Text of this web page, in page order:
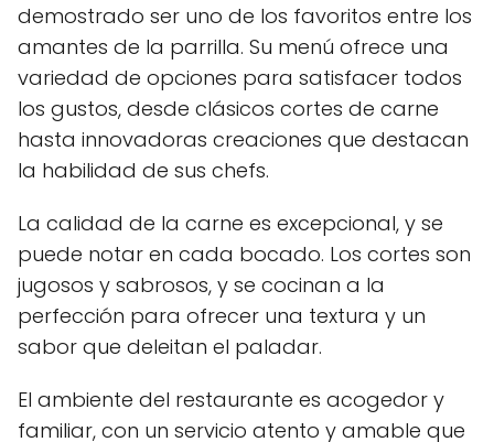
demostrado ser uno de los favoritos entre los
amantes de la parrilla. Su menú ofrece una
variedad de opciones para satisfacer todos
los gustos, desde clásicos cortes de carne
hasta innovadoras creaciones que destacan
la habilidad de sus chefs.
La calidad de la carne es excepcional, y se
puede notar en cada bocado. Los cortes son
jugosos y sabrosos, y se cocinan a la
perfección para ofrecer una textura y un
sabor que deleitan el paladar.
El ambiente del restaurante es acogedor y
familiar, con un servicio atento y amable que